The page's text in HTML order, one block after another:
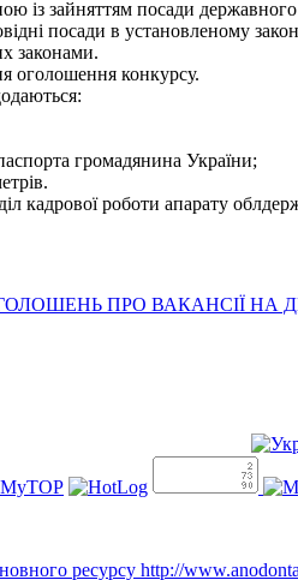
із зайняттям посади
посади в установленому
законами.
оголошення конкурсу.
громадянина України;
кадрової роботи апарату
ПРО ВАКАНСІЇ НА
ресурсу http://